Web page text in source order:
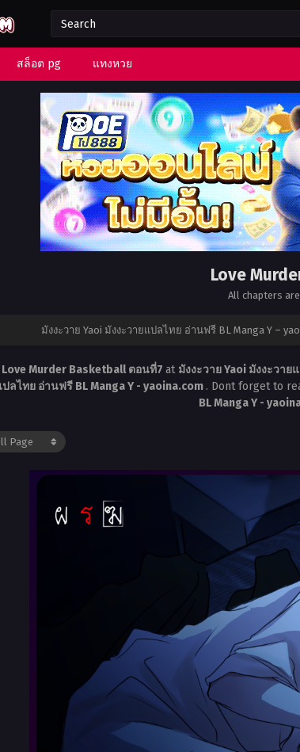
สล็อต pg แทงหวย
Love
All chapters
มังงะวาย Yaoi มังงะวายแปลไทย อ่านฟรี BL Manga Y –
Love Murder Basketball ตอนที่7 at มังงะวาย Yaoi มังงะวา
ลไทย อ่านฟรี BL Manga Y - yaoina.com . Dont forget to
BL Manga Y -